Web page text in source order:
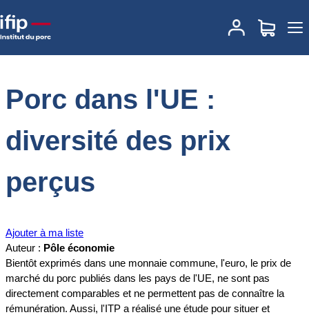
Accueil
Porc dans l'UE : diversité des prix
perçus
Porc dans l'UE :
diversité des prix
perçus
Ajouter à ma liste
Auteur : Pôle économie
Bientôt exprimés dans une monnaie commune, l'euro, le prix de
marché du porc publiés dans les pays de l'UE, ne sont pas
directement comparables et ne permettent pas de connaître la
rémunération. Aussi, l'ITP a réalisé une étude pour situer et